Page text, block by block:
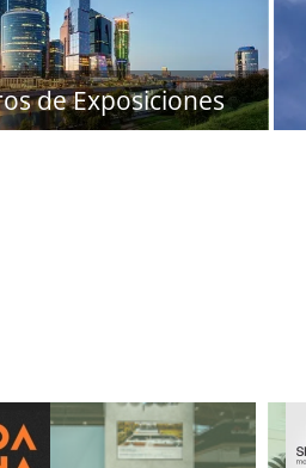
de Exposiciones